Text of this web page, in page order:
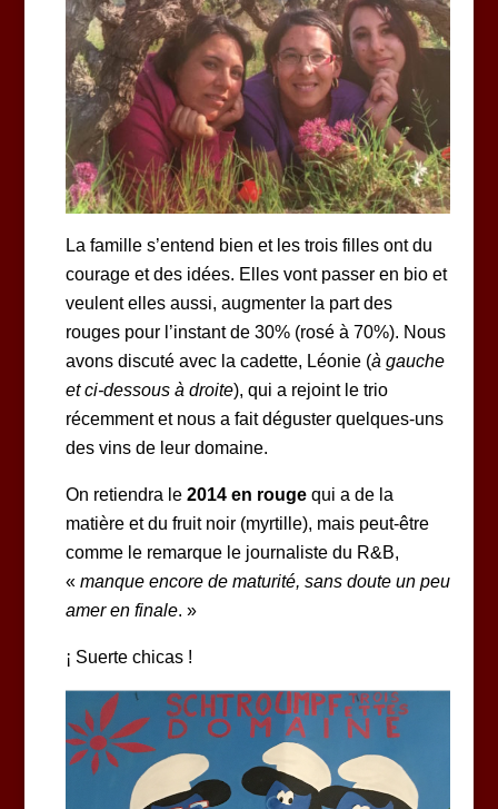
La famille s’entend bien et les trois filles ont du
courage et des idées. Elles vont passer en bio et
veulent elles aussi, augmenter la part des
rouges pour l’instant de 30% (rosé à 70%). Nous
avons discuté avec la cadette, Léonie (à gauche
et ci-dessous à droite), qui a rejoint le trio
récemment et nous a fait déguster quelques-uns
des vins de leur domaine.
On retiendra le 2014 en rougequi a de la
matière et du fruit noir (myrtille), mais peut-être
comme le remarque le journaliste du R&B,
« manque encore de maturité, sans doute un peu
amer en finale. »
¡ Suerte chicas !